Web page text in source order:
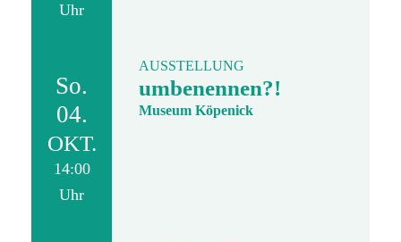
Uhr
So.
04.
OKT.
14:00
Uhr
AUSSTELLUNG
umbenennen?!
Museum Köpenick